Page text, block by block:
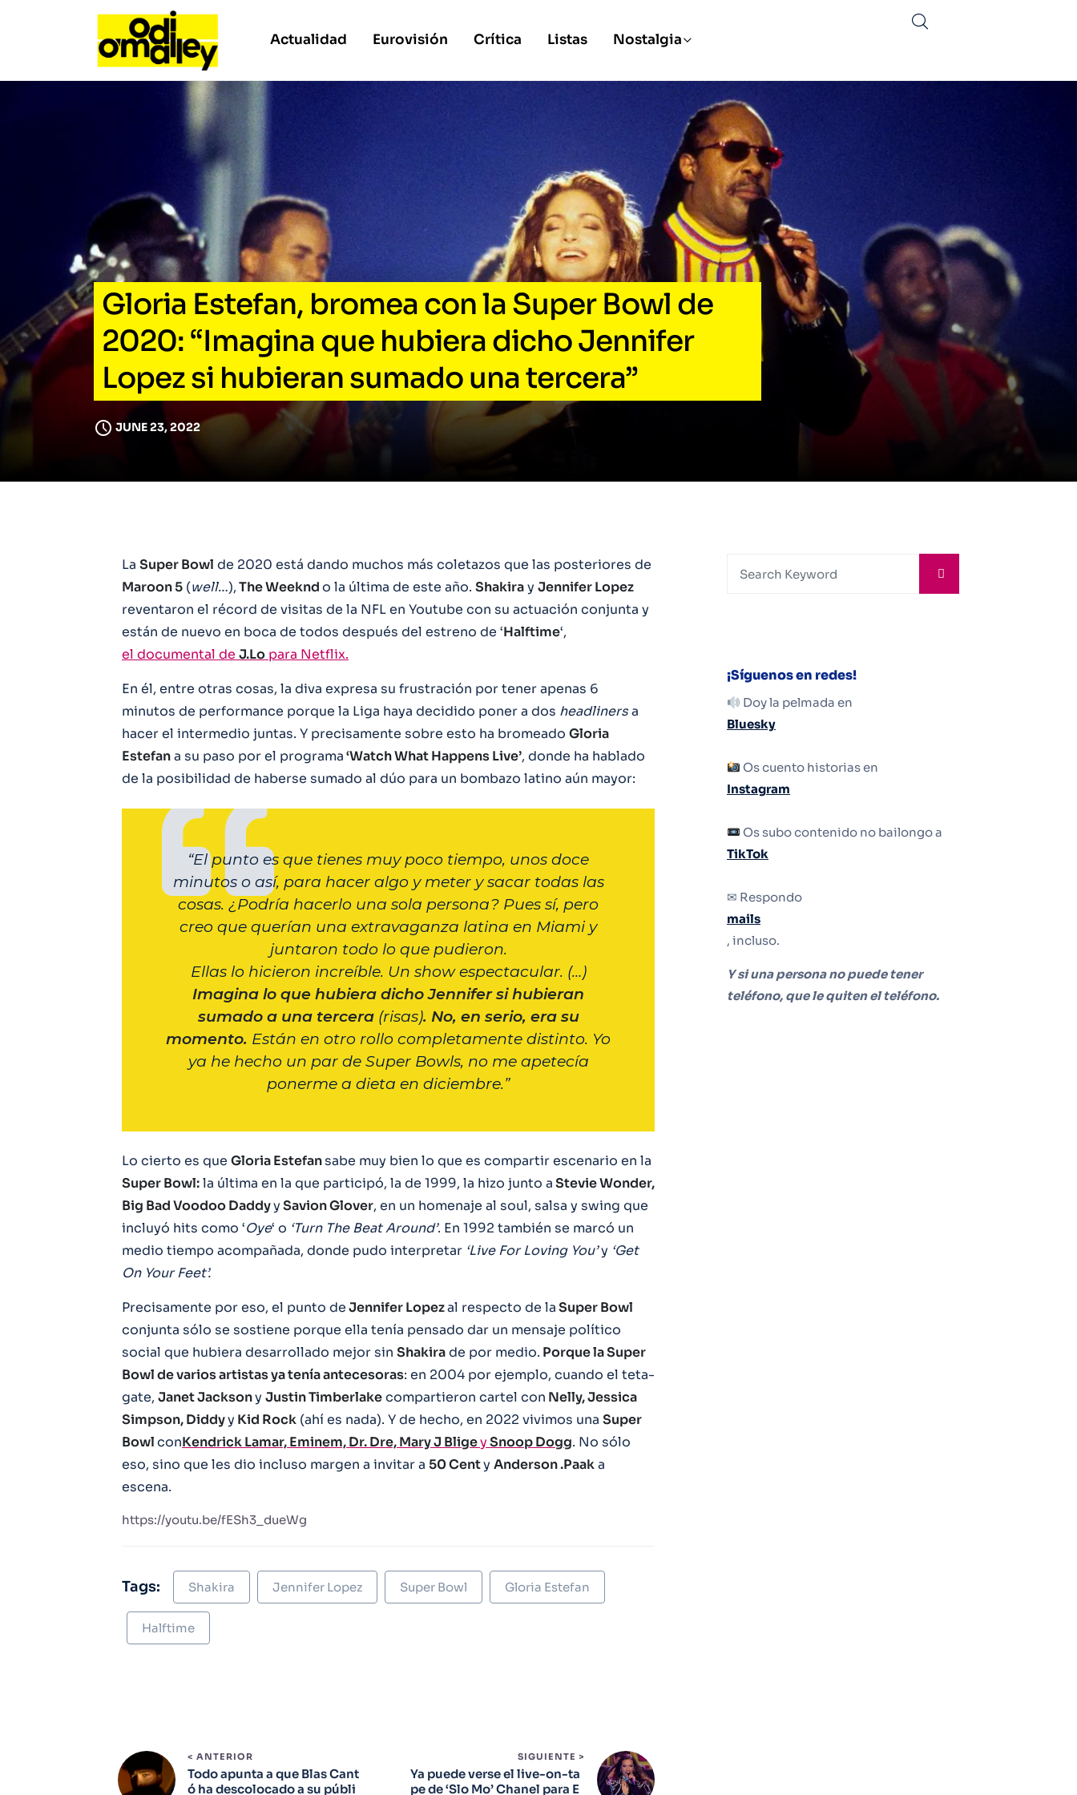
Actualidad Eurovisión Crítica Listas Nostalgia
Gloria Estefan, bromea con la Super Bowl de
2020: “Imagina que hubiera dicho Jennifer
Lopez si hubieran sumado una tercera”
JUNE 23, 2022
La Super Bowl de 2020 está dando muchos más coletazos que las posteriores de
Maroon 5 (well…),The Weekndo la última de este año. Shakiray Jennifer Lopez
reventaron el récord de visitas de la NFL en Youtube con su actuación conjunta y
están de nuevo en boca de todos después del estreno de ‘Halftime‘,
el documental de J.Lo para Netflix.
En él, entre otras cosas, la diva expresa su frustración por tener apenas 6
minutos de performance porque la Liga haya decidido poner a dos headlinersa
hacer el intermedio juntas. Y precisamente sobre esto ha bromeado Gloria
Estefana su paso por el programa‘Watch What Happens Live’, donde ha hablado
de la posibilidad de haberse sumado al dúo para un bombazo latino aún mayor:
“El punto es que tienes muy poco tiempo, unos doce
minutos o así, para hacer algo y meter y sacar todas las
cosas. ¿Podría hacerlo una sola persona? Pues sí, pero
creo que querían una extravaganza latina en Miami y
juntaron todo lo que pudieron.
Ellas lo hicieron increíble. Un show espectacular. (…)
Imagina lo que hubiera dicho Jennifer si hubieran
sumado a una tercera (risas). No, en serio, era su
momento. Están en otro rollo completamente distinto. Yo
ya he hecho un par de Super Bowls, no me apetecía
ponerme a dieta en diciembre.”
Lo cierto es que Gloria Estefansabe muy bien lo que es compartir escenario en la
Super Bowl:la última en la que participó, la de 1999, la hizo junto aStevie Wonder,
Big Bad Voodoo DaddyySavion Glover, en un homenaje al soul, salsa y swing que
incluyó hits como ‘Oye‘ o ‘Turn The Beat Around’. En 1992 también se marcó un
medio tiempo acompañada, donde pudo interpretar ‘Live For Loving You’y ‘Get
On Your Feet’.
Precisamente por eso, el punto deJennifer Lopezal respecto de laSuper Bowl
conjunta sólo se sostiene porque ella tenía pensado dar un mensaje político
social que hubiera desarrollado mejor sin Shakirade por medio. Porque la Super
Bowl de varios artistas ya tenía antecesoras: en 2004 por ejemplo, cuando el teta-
gate, Janet Jacksony Justin Timberlakecompartieron cartel con Nelly, Jessica
Simpson, Diddyy Kid Rock (ahí es nada). Y de hecho, en 2022 vivimos una Super
BowlconKendrick Lamar, Eminem, Dr. Dre, Mary J BligeySnoop Dogg. No sólo
eso, sino que les dio incluso margen a invitar a 50 Centy Anderson .Paaka
escena.
https://youtu.be/fESh3_dueWg
Tags: Shakira Jennifer Lopez Super Bowl Gloria Estefan
Halftime
< ANTERIOR
Todo apunta a que Blas Cant
ó ha descolocado a su públi
SIGUIENTE >
Ya puede verse el live-on-ta
pe de ‘Slo Mo’ Chanel para E
¡Síguenos en redes!
Doy la pelmada en
Bluesky
Os cuento historias en
Instagram
Os subo contenido no bailongo a
TikTok
✉ Respondo
mails
, incluso.
Y si una persona no puede tener
teléfono, que le quiten el teléfono.